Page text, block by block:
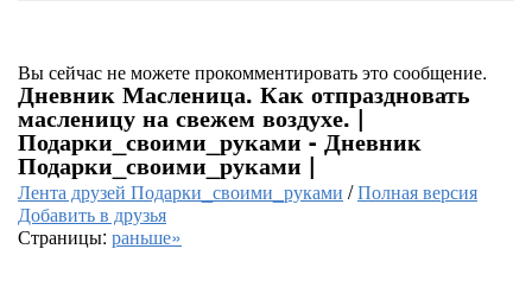
Вы сейчас не можете прокомментировать это сообщение.
Дневник Масленица. Как отпраздновать
масленицу на свежем воздухе. |
Подарки_своими_руками - Дневник
Подарки_своими_руками |
Лента друзей Подарки_своими_руками /Полная версия
Добавить в друзья
Страницы: раньше»